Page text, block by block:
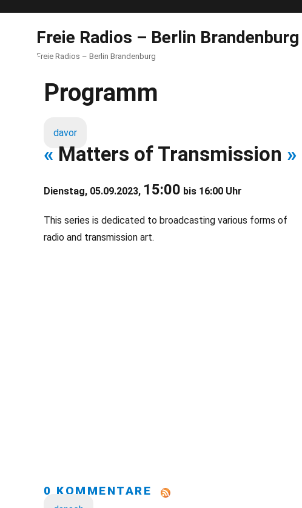
Freie Radios – Berlin Brandenburg
Freie Radios – Berlin Brandenburg
Programm
davor
« Matters of Transmission »
Dienstag, 05.09.2023, 15:00 bis 16:00 Uhr
This series is dedicated to broadcasting various forms of
radio and transmission art.
0 KOMMENTARE